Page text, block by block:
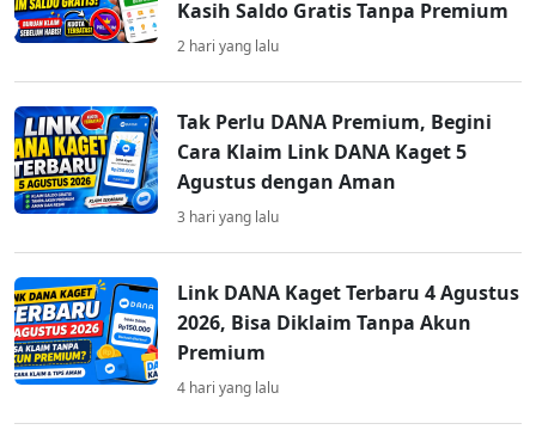
Kasih Saldo Gratis Tanpa Premium
2 hari yang lalu
Tak Perlu DANA Premium, Begini
Cara Klaim Link DANA Kaget 5
Agustus dengan Aman
3 hari yang lalu
Link DANA Kaget Terbaru 4 Agustus
2026, Bisa Diklaim Tanpa Akun
Premium
4 hari yang lalu